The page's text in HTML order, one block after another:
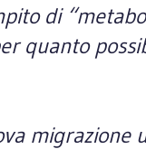
di
quanto
migrazione